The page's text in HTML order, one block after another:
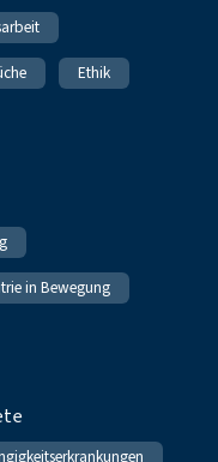
Ethik
in Bewegung